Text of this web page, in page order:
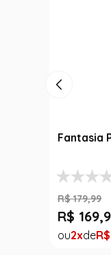
Fantasia
R$ 159,99
R$ 39,99
1 R$